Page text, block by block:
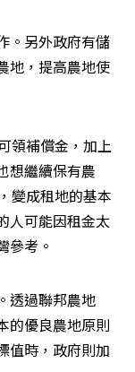
。另外政府有儲
地，提高農地使
領補償金，加上
想繼續保有農
變成租地的基本
人可能因租金太
參考。
透過聯邦農地
的優良農地原則
值時，政府則加